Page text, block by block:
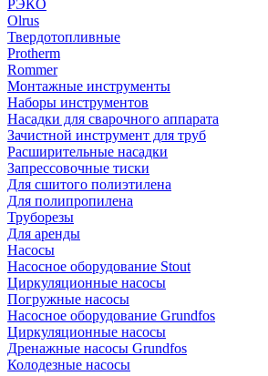
РЭКО
Olrus
Твердотопливные
Protherm
Rommer
Монтажные инструменты
Наборы инструментов
Насадки для сварочного аппарата
Зачистной инструмент для труб
Расширительные насадки
Запрессовочные тиски
Для сшитого полиэтилена
Для полипропилена
Труборезы
Для аренды
Насосы
Насосное оборудование Stout
Циркуляционные насосы
Погружные насосы
Насосное оборудование Grundfos
Циркуляционные насосы
Дренажные насосы Grundfos
Колодезные насосы